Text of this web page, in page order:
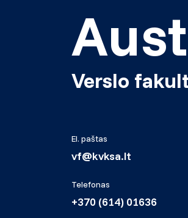
Verslo
El. paštas
vf@kvksa.lt
Telefonas
+370 (614) 01636